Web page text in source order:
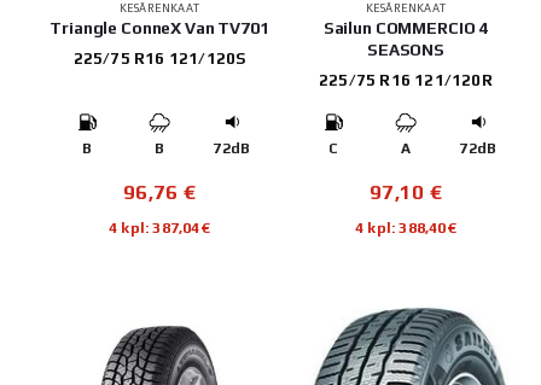
KESÄRENKAAT
Triangle ConneX Van TV701
225/75 R16 121/120S
B B 72dB
96,76 €
4 kpl: 387,04€
KESÄRENKAAT
Sailun COMMERCIO 4
SEASONS
225/75 R16 121/120R
C A 72dB
97,10 €
4 kpl: 388,40€